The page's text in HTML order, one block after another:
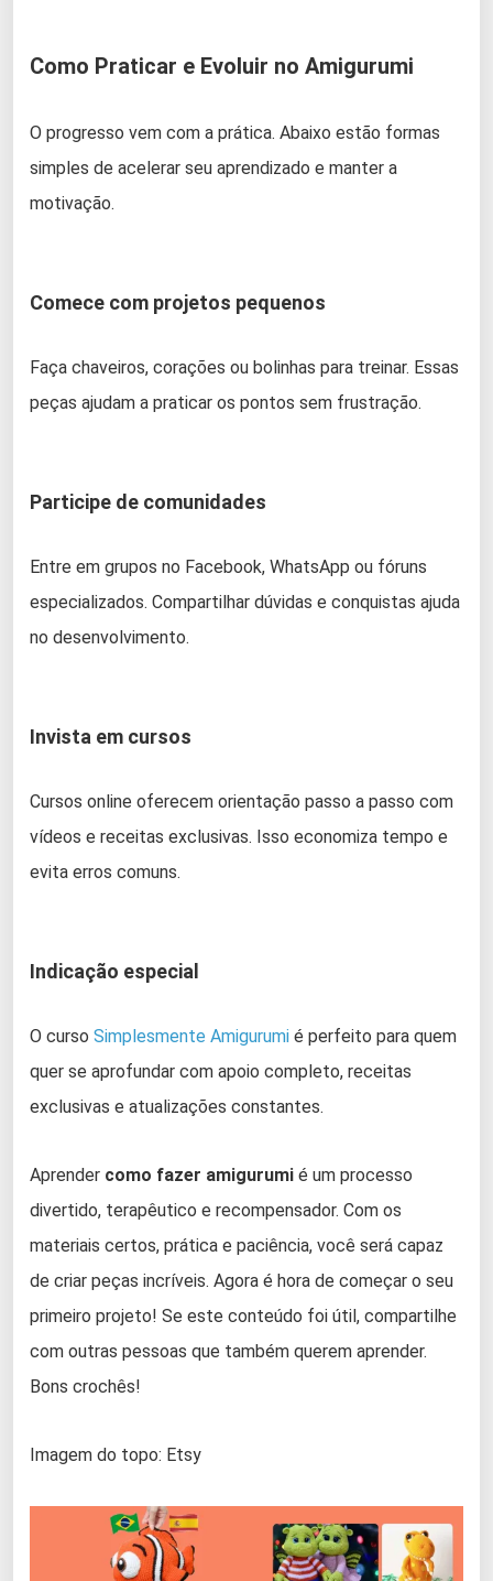
Como Praticar e Evoluir no Amigurumi
O progresso vem com a prática. Abaixo estão formas
simples de acelerar seu aprendizado e manter a
motivação.
Comece com projetos pequenos
Faça chaveiros, corações ou bolinhas para treinar. Essas
peças ajudam a praticar os pontos sem frustração.
Participe de comunidades
Entre em grupos no Facebook, WhatsApp ou fóruns
especializados. Compartilhar dúvidas e conquistas ajuda
no desenvolvimento.
Invista em cursos
Cursos online oferecem orientação passo a passo com
vídeos e receitas exclusivas. Isso economiza tempo e
evita erros comuns.
Indicação especial
O curso Simplesmente Amigurumi é perfeito para quem
quer se aprofundar com apoio completo, receitas
exclusivas e atualizações constantes.
Aprender como fazer amigurumi é um processo
divertido, terapêutico e recompensador. Com os
materiais certos, prática e paciência, você será capaz
de criar peças incríveis. Agora é hora de começar o seu
primeiro projeto! Se este conteúdo foi útil, compartilhe
com outras pessoas que também querem aprender.
Bons crochês!
Imagem do topo: Etsy